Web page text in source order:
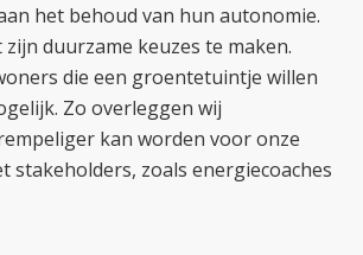
het behoud van hun autonomie.
duurzame keuzes te maken.
die een groentetuintje willen
Zo overleggen wij
kan worden voor onze
stakeholders, zoals energiecoaches